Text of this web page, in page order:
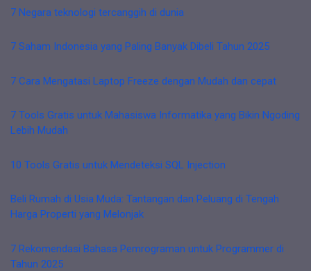
7 Negara teknologi tercanggih di dunia
7 Saham Indonesia yang Paling Banyak Dibeli Tahun 2025
7 Cara Mengatasi Laptop Freeze dengan Mudah dan cepat
7 Tools Gratis untuk Mahasiswa Informatika yang Bikin Ngoding
Lebih Mudah
10 Tools Gratis untuk Mendeteksi SQL Injection
Beli Rumah di Usia Muda: Tantangan dan Peluang di Tengah
Harga Properti yang Melonjak
7 Rekomendasi Bahasa Pemrograman untuk Programmer di
Tahun 2025